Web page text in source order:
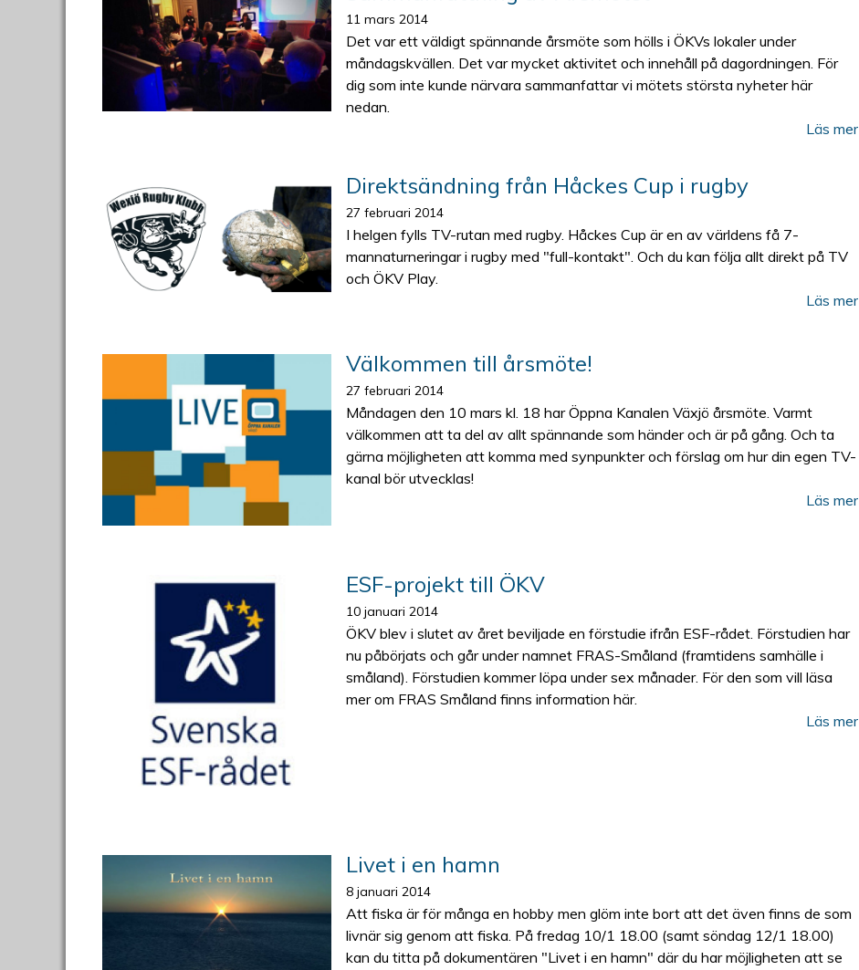
11 mars 2014
Det var ett väldigt spännande årsmöte som hölls i ÖKVs lokaler under
måndagskvällen. Det var mycket aktivitet och innehåll på dagordningen. För
dig som inte kunde närvara sammanfattar vi mötets största nyheter här
nedan.
Läs mer
Direktsändning från Håckes Cup i rugby
27 februari 2014
I helgen fylls TV-rutan med rugby. Håckes Cup är en av världens få 7-
mannaturneringar i rugby med "full-kontakt". Och du kan följa allt direkt på TV
och ÖKV Play.
Läs mer
Välkommen till årsmöte!
27 februari 2014
Måndagen den 10 mars kl. 18 har Öppna Kanalen Växjö årsmöte. Varmt
välkommen att ta del av allt spännande som händer och är på gång. Och ta
gärna möjligheten att komma med synpunkter och förslag om hur din egen TV-
kanal bör utvecklas!
Läs mer
ESF-projekt till ÖKV
10 januari 2014
ÖKV blev i slutet av året beviljade en förstudie ifrån ESF-rådet. Förstudien har
nu påbörjats och går under namnet FRAS-Småland (framtidens samhälle i
småland). Förstudien kommer löpa under sex månader. För den som vill läsa
mer om FRAS Småland finns information här.
Läs mer
Livet i en hamn
8 januari 2014
Att fiska är för många en hobby men glöm inte bort att det även finns de som
livnär sig genom att fiska. På fredag 10/1 18.00 (samt söndag 12/1 18.00)
kan du titta på dokumentären "Livet i en hamn" där du har möjligheten att se